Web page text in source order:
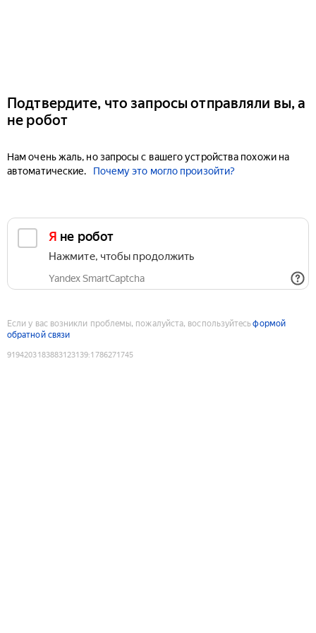
Подтвердите, что запросы отправляли вы, а
не робот
Нам очень жаль, но запросы с вашего устройства похожи на
автоматические.
Почему это могло произойти?
Я не робот
Нажмите, чтобы продолжить
Yandex SmartCaptcha
Если у вас возникли проблемы, пожалуйста, воспользуйтесьформой
обратной связи
9194203183883123139:1786271745